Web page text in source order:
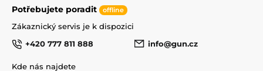
Potřebujete poradit offline
Zákaznický servis je k dispozici
+420 777 811 888
info@gun.cz
Kde nás najdete